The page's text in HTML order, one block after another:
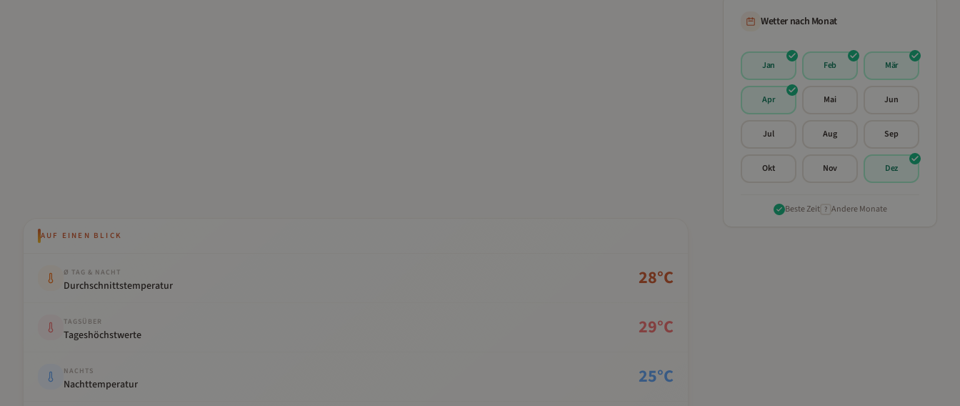
AUF EINEN BLICK
Ø TAG & NACHT
Durchschnittstemperatur 28°C
TAGSÜBER
Tageshöchstwerte 29°C
NACHTS
Nachttemperatur 25°C
Wetter nach Monat
Jan Feb Mär
Apr Mai Jun
Jul Aug Sep
Okt Nov Dez
Beste Zeit ? Andere Monate